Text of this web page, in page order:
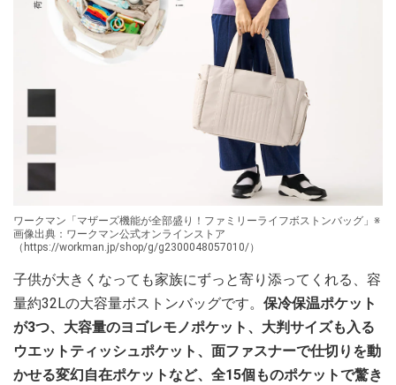
ワークマン「マザーズ機能が全部盛り！ファミリーライフボストンバッグ」※
画像出典：ワークマン公式オンラインストア
（https://workman.jp/shop/g/g2300048057010/）
子供が大きくなっても家族にずっと寄り添ってくれる、容
量約32Lの大容量ボストンバッグです。 保冷保温ポケット
が3つ、大容量のヨゴレモノポケット、大判サイズも入る
ウエットティッシュポケット、面ファスナーで仕切りを動
かせる変幻自在ポケットなど、全15個ものポケットで驚き